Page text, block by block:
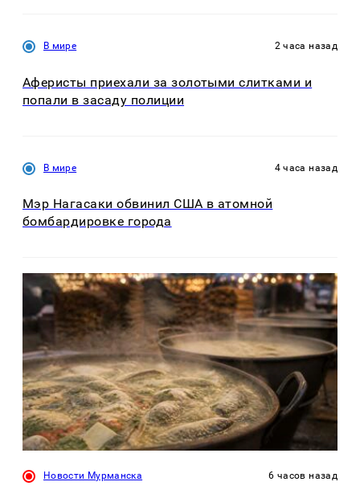
В мире 2 часа назад
Аферисты приехали за золотыми слитками и
попали в засаду полиции
В мире 4 часа назад
Мэр Нагасаки обвинил США в атомной
бомбардировке города
Новости Мурманска 6 часов назад